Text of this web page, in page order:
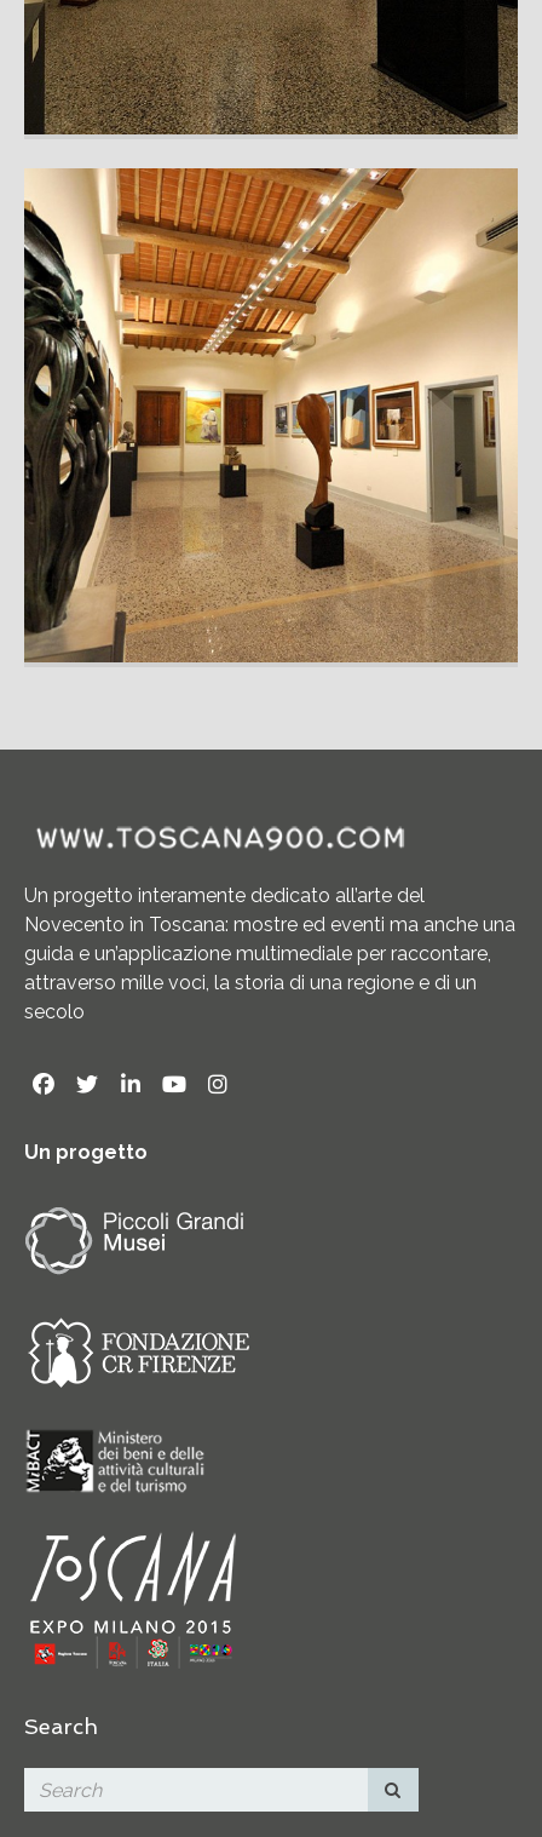
Un progetto interamente dedicato all’arte del
Novecento in Toscana: mostre ed eventi ma anche una
guida e un’applicazione multimediale per raccontare,
attraverso mille voci, la storia di una regione e di un
secolo
Un progetto
Search